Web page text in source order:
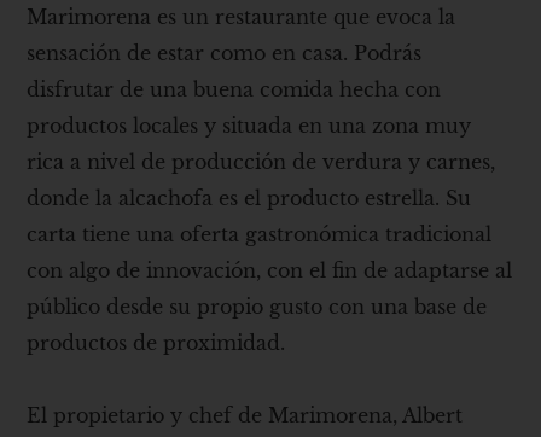
Marimorena es un restaurante que evoca la
sensación de estar como en casa. Podrás
disfrutar de una buena comida hecha con
productos locales y situada en una zona muy
rica a nivel de producción de verdura y carnes,
donde la alcachofa es el producto estrella. Su
carta tiene una oferta gastronómica tradicional
con algo de innovación, con el fin de adaptarse al
público desde su propio gusto con una base de
productos de proximidad.
El propietario y chef de Marimorena, Albert